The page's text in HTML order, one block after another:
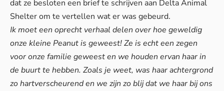
dat ze besloten een brief te schrijven aan Delta Animal
Shelterom te vertellen wat er was gebeurd.
Ik moet een oprecht verhaal delen over hoe geweldig
onze kleine Peanut is geweest! Ze is echt een zegen
voor onze familie geweest en we houden ervan haar in
de buurt te hebben. Zoals je weet, was haar achtergrond
zo hartverscheurend en we zijn zo blij dat we haar bij ons